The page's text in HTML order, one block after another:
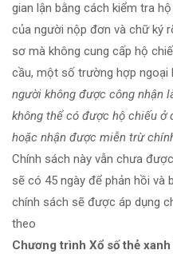
gian lận bằng cách kiểm tra
của người nộp đơn và chữ ký
sơ mà không cung cấp hộ
cầu, một số trường hợp ngoại
người không được công nhận
không thể có được hộ chiếu ở
hoặc nhận được miễn trừ
Chính sách này vẫn chưa
sẽ có 45 ngày để phản hồi và
chính sách sẽ được áp dụng
theo
Chương trình Xổ số thẻ xanh